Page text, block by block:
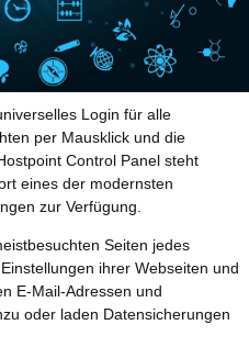
Login für alle
per Mausklick und die
Control Panel steht
eines der modernsten
zur Verfügung.
Seiten jedes
ihrer Webseiten und
E-Mail-Adressen und
oder laden Datensicherungen